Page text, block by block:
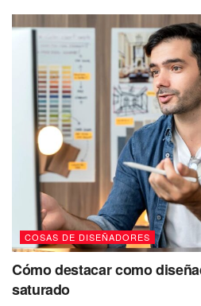
COSAS DE DISEÑADORES
Cómo destacar como
saturado